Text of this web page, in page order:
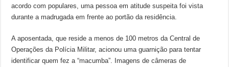
acordo com populares, uma pessoa em atitude suspeita foi vista
durante a madrugada em frente ao portão da residência.
A aposentada, que reside a menos de 100 metros da Central de
Operações da Polícia Militar, acionou uma guarnição para tentar
identificar quem fez a “macumba”. Imagens de câmeras de